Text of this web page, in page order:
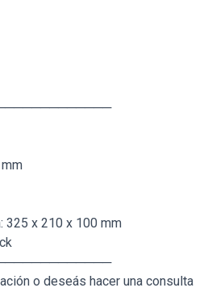
325 x 210 x 100 mm
o deseás hacer una consulta